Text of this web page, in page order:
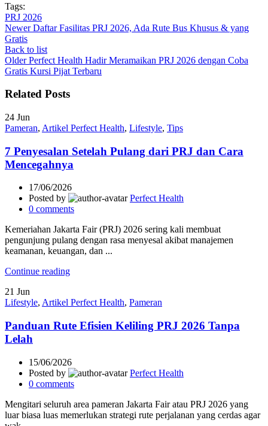
Tags:
PRJ 2026
Newer Daftar Fasilitas PRJ 2026, Ada Rute Bus Khusus & yang
Gratis
Back to list
Older Perfect Health Hadir Meramaikan PRJ 2026 dengan Coba
Gratis Kursi Pijat Terbaru
Related Posts
24 Jun
Pameran, Artikel Perfect Health, Lifestyle, Tips
7 Penyesalan Setelah Pulang dari PRJ dan Cara
Mencegahnya
17/06/2026
Posted by
Perfect Health
0 comments
Kemeriahan Jakarta Fair (PRJ) 2026 sering kali membuat
pengunjung pulang dengan rasa menyesal akibat manajemen
keamanan, keuangan, dan ...
Continue reading
21 Jun
Lifestyle, Artikel Perfect Health, Pameran
Panduan Rute Efisien Keliling PRJ 2026 Tanpa
Lelah
15/06/2026
Posted by
Perfect Health
0 comments
Mengitari seluruh area pameran Jakarta Fair atau PRJ 2026 yang
luar biasa luas memerlukan strategi rute perjalanan yang cerdas agar